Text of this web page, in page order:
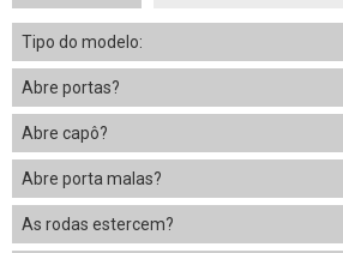
Tipo do modelo:
Abre portas?
Abre capô?
Abre porta malas?
As rodas estercem?